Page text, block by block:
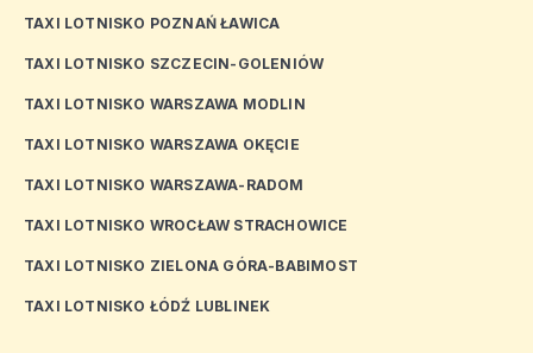
TAXI LOTNISKO POZNAŃ ŁAWICA
TAXI LOTNISKO SZCZECIN-GOLENIÓW
TAXI LOTNISKO WARSZAWA MODLIN
TAXI LOTNISKO WARSZAWA OKĘCIE
TAXI LOTNISKO WARSZAWA-RADOM
TAXI LOTNISKO WROCŁAW STRACHOWICE
TAXI LOTNISKO ZIELONA GÓRA-BABIMOST
TAXI LOTNISKO ŁÓDŹ LUBLINEK